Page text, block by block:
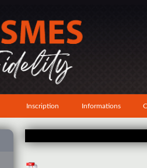
Inscription Informations